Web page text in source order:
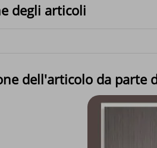
degli articoli
dell'articolo da parte